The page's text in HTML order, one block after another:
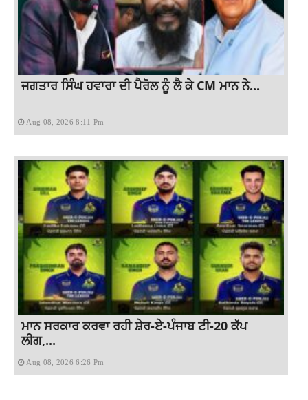
ਜਗਤਾਰ ਸਿੰਘ ਹਵਾਰਾ ਦੀ ਪੈਰੋਲ ਨੂੰ ਲੈ ਕੇ CM ਮਾਨ ਨੇ...
Aug 08, 2026 8:11 Pm
ਮਾਨ ਸਰਕਾਰ ਕਰਵਾ ਰਹੀ ਸ਼ੇਰ-ਏ-ਪੰਜਾਬ ਟੀ-20 ਕੱਪ
ਲੀਗ,...
Aug 08, 2026 6:26 Pm